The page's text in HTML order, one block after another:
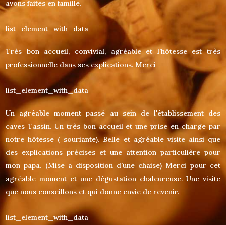
avons faites en famille.
list_element_with_data
Très bon accueil, convivial, agréable et l'hôtesse est très
professionnelle dans ses explications. Merci
list_element_with_data
Un agréable moment passé au sein de l'établissement des
caves Tassin. Un très bon accueil et une prise en charge par
notre hôtesse ( souriante). Belle et agréable visite ainsi que
des explications précises et une attention particulière pour
mon papa. (Mise a disposition d'une chaise) Merci pour cet
agréable moment et une dégustation chaleureuse. Une visite
que nous conseillons et qui donne envie de revenir.
list_element_with_data